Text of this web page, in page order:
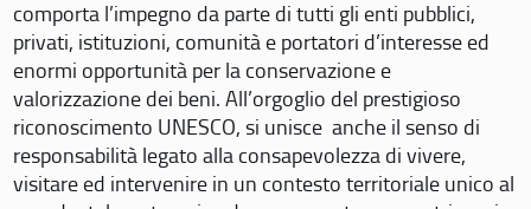
comporta l’impegno da parte di tutti gli enti pubblici,
privati, istituzioni, comunità e portatori d’interesse ed
enormi opportunità per la conservazione e
valorizzazione dei beni. All’orgoglio del prestigioso
riconoscimento UNESCO, si unisce anche il senso di
responsabilità legato alla consapevolezza di vivere,
visitare ed intervenire in un contesto territoriale unico al